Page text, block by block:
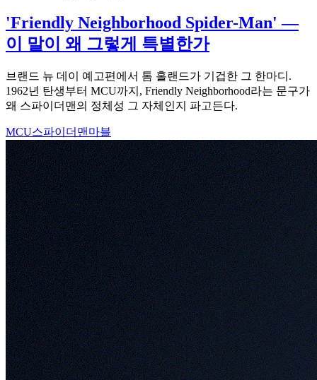
'Friendly Neighborhood Spider-Man' —
이 말이 왜 그렇게 특별한가
브랜드 뉴 데이 예고편에서 톰 홀랜드가 기겁한 그 한마디.
1962년 탄생부터 MCU까지, Friendly Neighborhood라는 문구가
왜 스파이더맨의 정체성 그 자체인지 파고든다.
MCU스파이더맨 마블